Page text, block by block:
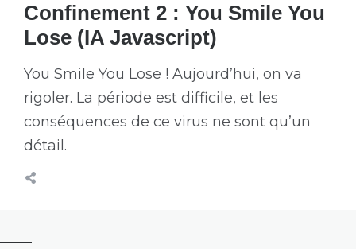
Confinement 2 : You Smile You
Lose (IA Javascript)
You Smile You Lose ! Aujourd’hui, on va
rigoler. La période est difficile, et les
conséquences de ce virus ne sont qu’un
détail.